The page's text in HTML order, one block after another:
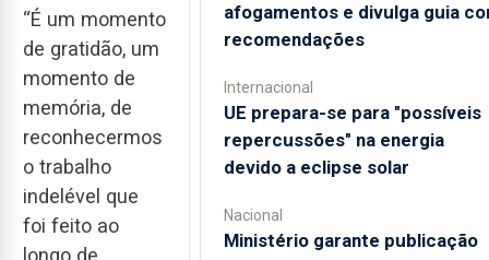
“É um momento
de gratidão, um
momento de
memória, de
reconhecermos
o trabalho
indelével que
foi feito ao
longo de
afogamentos e divulga guia
recomendações
Internacional
UE prepara-se para "possíveis
repercussões" na energia
devido a eclipse solar
Nacional
Ministério garante publicação